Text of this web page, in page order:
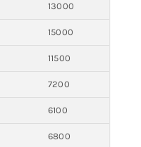
13000
15000
11500
7200
6100
6800